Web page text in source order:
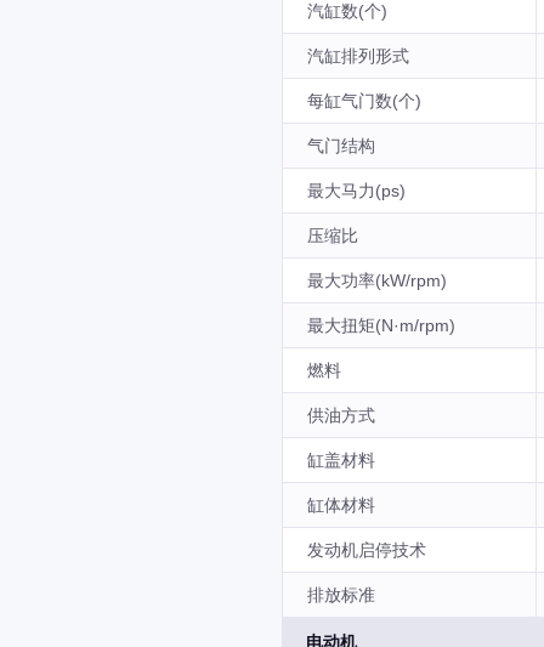
汽缸数(个)
汽缸排列形式
每缸气门数(个)
气门结构
最大马力(ps)
压缩比
最大功率(kW/rpm)
最大扭矩(N·m/rpm)
燃料
供油方式
缸盖材料
缸体材料
发动机启停技术
排放标准
电动机